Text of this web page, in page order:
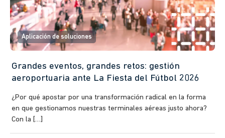
Aplicación de soluciones
Grandes eventos, grandes retos: gestión
aeroportuaria ante La Fiesta del Fútbol 2026
¿Por qué apostar por una transformación radical en la forma
en que gestionamos nuestras terminales aéreas justo ahora?
Con la […]